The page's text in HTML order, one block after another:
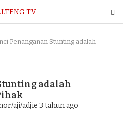
Penanganan Stunting adalah
adalah
aji/adjie 3 tahun ago